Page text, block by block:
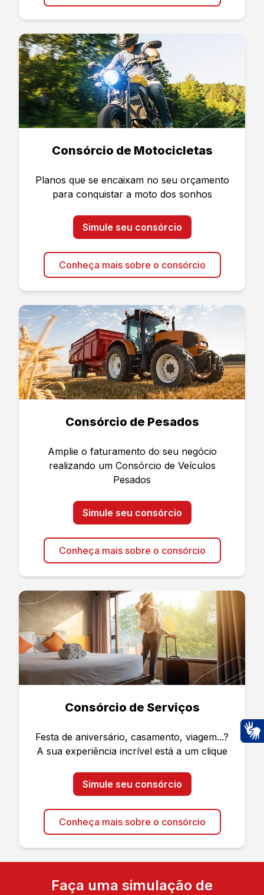
Consórcio de Motocicletas
Planos que se encaixam no seu orçamento
para conquistar a moto dos sonhos
Simule seu consórcio
Conheça mais sobre o consórcio
Consórcio de Pesados
Amplie o faturamento do seu negócio
realizando um Consórcio de Veículos
Pesados
Simule seu consórcio
Conheça mais sobre o consórcio
Consórcio de Serviços
Festa de aniversário, casamento, viagem...?
A sua experiência incrível está a um clique
Simule seu consórcio
Conheça mais sobre o consórcio
Faça uma simulação de